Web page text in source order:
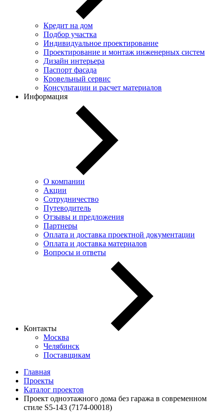
Кредит на дом
Подбор участка
Индивидуальное проектирование
Проектирование и монтаж инженерных систем
Дизайн интерьера
Паспорт фасада
Кровельный сервис
Консультации и расчет материалов
Информация
О компании
Акции
Сотрудничество
Путеводитель
Отзывы и предложения
Партнеры
Оплата и доставка проектной документации
Оплата и доставка материалов
Вопросы и ответы
Контакты
Москва
Челябинск
Поставщикам
Главная
Проекты
Каталог проектов
Проект одноэтажного дома без гаража в современном
стиле S5-143 (7174-00018)